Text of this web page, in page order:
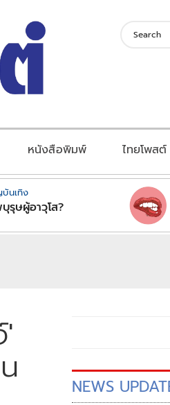
หนังสือพิมพ์ ไทยโพส
นเทิง
รุษผู้อาวุโส?
'
NEWS